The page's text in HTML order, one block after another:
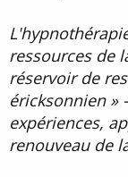
ressources de
réservoir de
éricksonnien »
expériences,
renouveau de